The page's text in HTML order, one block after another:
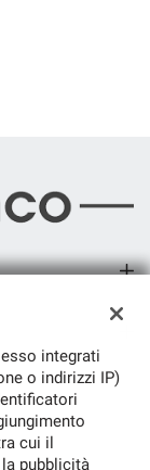
integrati
o indirizzi IP)
cui il
pubblicità